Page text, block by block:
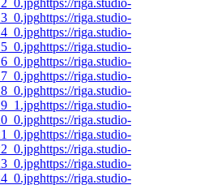
https://riga.studio-
https://riga.studio-
https://riga.studio-
https://riga.studio-
https://riga.studio-
https://riga.studio-
https://riga.studio-
https://riga.studio-
https://riga.studio-
https://riga.studio-
https://riga.studio-
https://riga.studio-
https://riga.studio-